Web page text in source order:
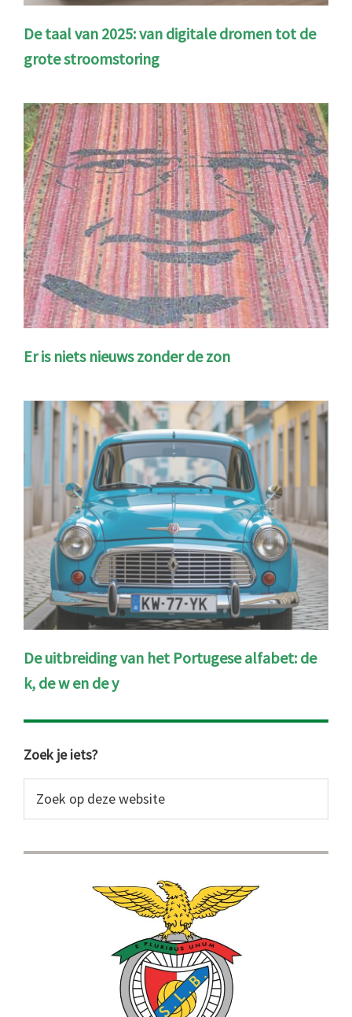
De taal van 2025: van digitale dromen tot de
grote stroomstoring
Er is niets nieuws zonder de zon
De uitbreiding van het Portugese alfabet: de
k, de w en de y
Primaire
Sidebar
Zoek je iets?
op
website